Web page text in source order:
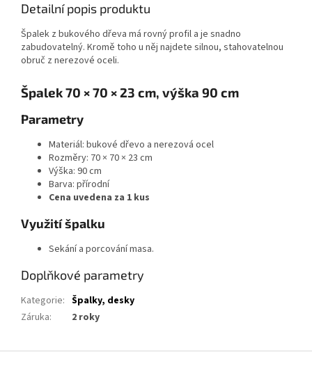
Detailní popis produktu
Špalek z bukového dřeva má rovný profil a je snadno
zabudovatelný. Kromě toho u něj najdete silnou, stahovatelnou
obruč z nerezové oceli.
Špalek 70 × 70 × 23 cm, výška 90 cm
Parametry
Materiál: bukové dřevo a nerezová ocel
Rozměry: 70 × 70 × 23 cm
Výška: 90 cm
Barva: přírodní
Cena uvedena za 1 kus
Využití špalku
Sekání a porcování masa.
Doplňkové parametry
Kategorie: Špalky, desky
Záruka: 2 roky